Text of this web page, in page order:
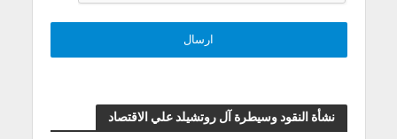
نشأة النقود وسيطرة آل روتشيلد علي الاقتصاد